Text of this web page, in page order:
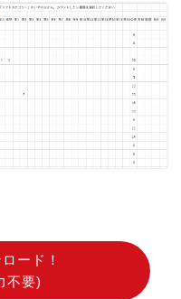
ード！
不要)